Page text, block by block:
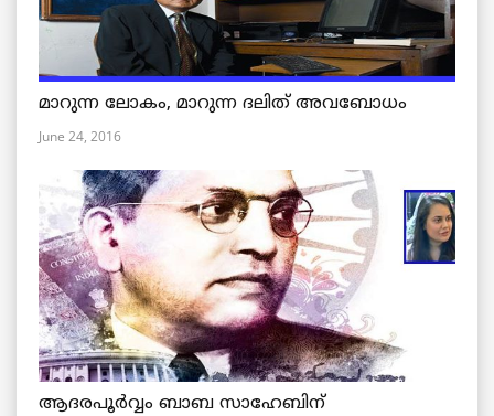
മാറുന്ന ലോകം, മാറുന്ന ദലിത് അവബോധം
June 24, 2016
ആദരപൂര്‍വ്വം ബാബ സാഹേബിന്